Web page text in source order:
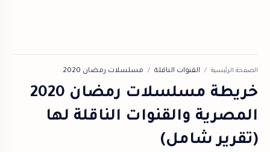
الصفحة الرئيسية القنوات الناقلة مسلسلات رمضان 2020
خريطة مسلسلات رمضان 2020
المصرية والقنوات الناقلة لها
(تقرير شامل)